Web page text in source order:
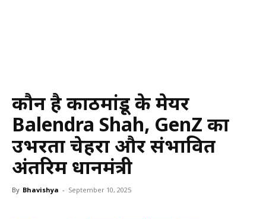
कौन है काठमांडू के मेयर
Balendra Shah, GenZ का
उभरता चेहरा और संभावित
अंतरिम प्रधानमंत्री
By Bhavishya - September 10, 2025